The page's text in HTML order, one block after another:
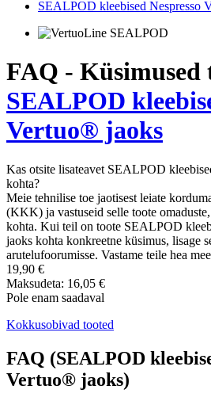
SEALPOD kleebised Nespresso
FAQ - Küsimused
SEALPOD
Vertuo® jaoks
Kas otsite lisateavet SEALPOD
kohta?
Meie tehnilise toe jaotisest leiate
(KKK) ja vastuseid selle toote
kohta. Kui teil on toote SEALPOD
jaoks kohta konkreetne küsimus, lisage
arutelufoorumisse. Vastame teile hea
19,90 €
Maksudeta: 16,05 €
Pole enam saadaval
Kokkusobivad tooted
FAQ (SEALPOD
Vertuo® jaoks)